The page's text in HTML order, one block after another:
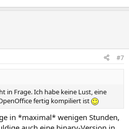
#7
in Frage. Ich habe keine Lust, eine
fertig kompiliert ist
in *maximal* wenigen Stunden,